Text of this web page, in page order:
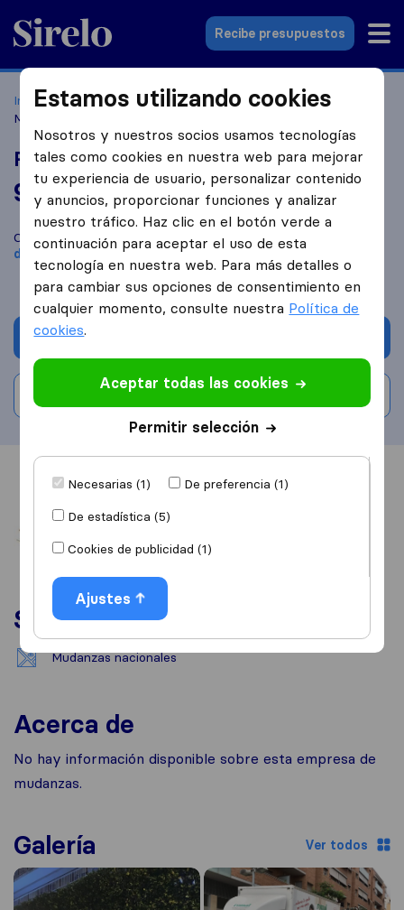
Sirelo.es
Recibe presupuestos
Inicio Empresas de mudanzas Castelldefels
Romal
Mudanzas Castelldefels
Romal Mudanzas Castelldefels
9,4 basado en 6
reseñas de Sirelo y Google
i
Compara Romal Mudanzas Castelldefels con otras
de mudanzasde Castelldefels
Escribe una valoración
Información Valoraciones
Servicios
Mudanzas nacionales
Acerca de
No hay información disponible sobre esta empresa de
mudanzas.
Galería Ver todos
Estamos utilizando cookies
Nosotros y nuestros socios usamos tecnologías
tales como cookies en nuestra web para mejorar
tu experiencia de usuario, personalizar contenido
y anuncios, proporcionar funciones y analizar
nuestro tráfico. Haz clic en el botón verde a
continuación para aceptar el uso de esta
tecnología en nuestra web. Para más detalles o
para cambiar sus opciones de consentimiento en
cualquier momento, consulte nuestra Política de
cookies.
Aceptar todas las cookies
Permitir selección
Necesarias (1)
De preferencia (1)
De estadística (5)
Cookies de publicidad (1)
Ajustes